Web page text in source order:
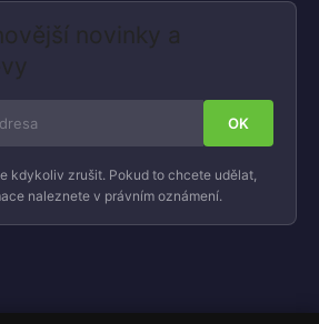
novinky a
kdykoliv zrušit. Pokud to chcete udělat,
naleznete v právním oznámení.